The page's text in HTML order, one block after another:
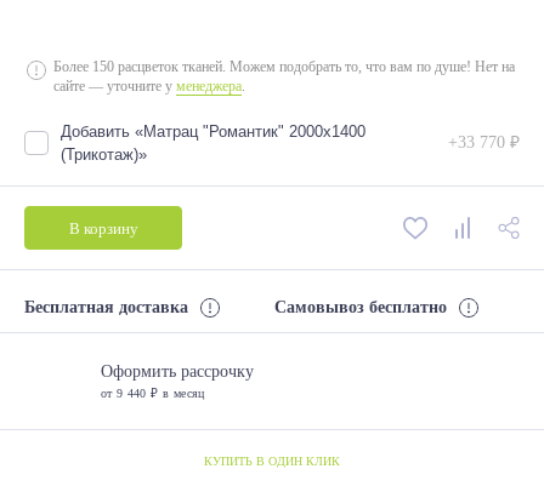
Более 150 расцветок тканей. Можем подобрать то, что вам по душе! Нет на
сайте — уточните у менеджера
Добавить «Матрац "Романтик" 2000х1400
(Трикотаж)»
+33 770 ₽
В корзину
Бесплатная доставка Самовывоз бесплатно
Оформить рассрочку
от 9 440 ₽ в месяц
КУПИТЬ В ОДИН КЛИК